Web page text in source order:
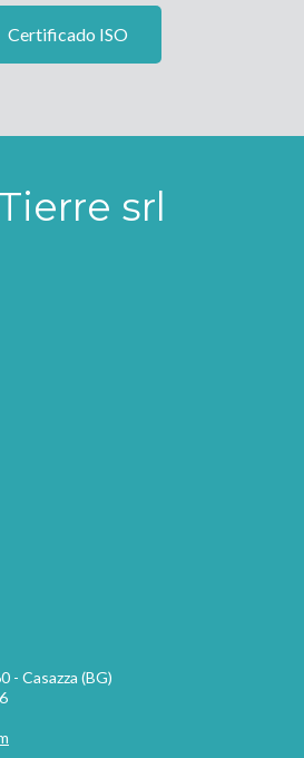
Certificado ISO
srl
- Casazza (BG)